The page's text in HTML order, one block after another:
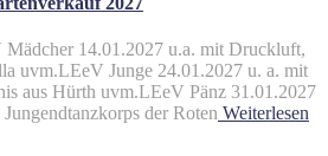
14.01.2027 u.a. mit Druckluft,
uvm.LEeV Junge 24.01.2027 u. a. mit
aus Hürth uvm.LEeV Pänz 31.01.2027
der Roten Weiterlesen